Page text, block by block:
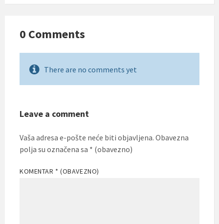
0 Comments
There are no comments yet
Leave a comment
Vaša adresa e-pošte neće biti objavljena. Obavezna
polja su označena sa * (obavezno)
KOMENTAR * (OBAVEZNO)